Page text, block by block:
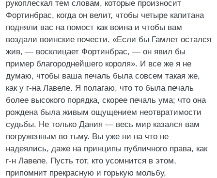
рукоплескал тем словам, которые произносит
Фортинбрас, когда он велит, чтобы четыре капитана
подняли вас на помост как воина и чтобы вам
воздали воинские почести. «Если бы Гамлет остался
жив, — восклицает Фортинбрас, — он явил бы
пример благороднейшего короля». И все же я не
думаю, чтобы ваша печаль была совсем такая же,
как у г-на Лавеле. Я полагаю, что то была печаль
более высокого порядка, скорее печаль ума; что она
рождена была живым ощущением неотвратимости
судьбы. Не только Дания — весь мир казался вам
погруженным во тьму. Вы уже ни на что не
надеялись, даже на принципы публичного права, как
г-н Лавеле. Пусть тот, кто усомнится в этом,
припомнит прекрасную и горькую мольбу,